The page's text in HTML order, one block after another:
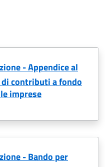
- Appendice al
di contributi a fondo
imprese
- Bando per